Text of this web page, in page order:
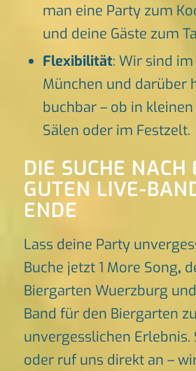
man eine Party zum
und deine Gäste zum
Flexibilität: Wir sind im
München und darüber
buchbar – ob in
Sälen oder im Festzelt.
DIE SUCHE NACH
GUTEN LIVE-
ENDE
Lass deine Party
Buche jetzt 1 More Song,
Biergarten Wuerzburg
Band für den Biergarten
unvergesslichen Erlebnis.
oder ruf uns direkt an –